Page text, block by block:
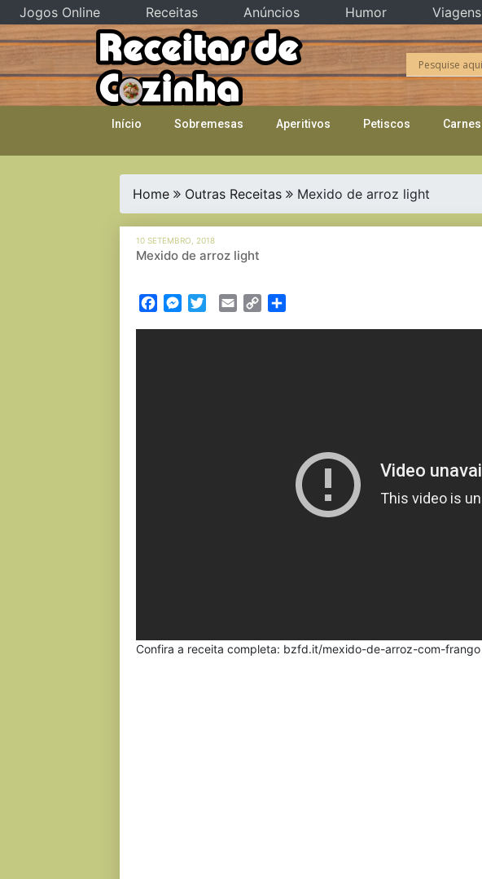
Skip
to
content
Início Sobremesas Aperitivos Petiscos Carnes
Home Outras Receitas Mexido de arroz light
10 SETEMBRO, 2018
Mexido de arroz light
FacebookMessenger
TwitterEmail Copy
Confira a receita completa: bzfd.it/mexido-de-arroz-com-frango
Jogos Online Receitas Anúncios Humor Viagens